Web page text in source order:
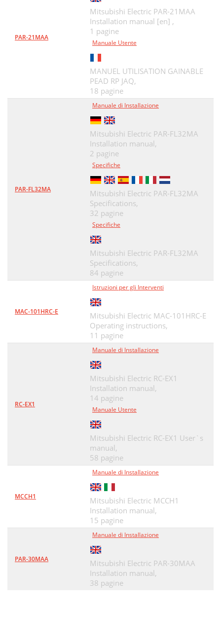
PAR-21MAA
Mitsubishi Electric PAR-21MAA
Installation manual [en] ,
1 pagine
Manuale Utente
MANUEL UTILISATION GAINABLE
PEAD RP JAQ,
18 pagine
PAR-FL32MA
Manuale di Installazione
Mitsubishi Electric PAR-FL32MA
Installation manual,
2 pagine
Specifiche
Mitsubishi Electric PAR-FL32MA
Specifications,
32 pagine
Specifiche
Mitsubishi Electric PAR-FL32MA
Specifications,
84 pagine
MAC-101HRC-E
Istruzioni per gli Interventi
Mitsubishi Electric MAC-101HRC-E
Operating instructions,
11 pagine
RC-EX1
Manuale di Installazione
Mitsubishi Electric RC-EX1
Installation manual,
14 pagine
Manuale Utente
Mitsubishi Electric RC-EX1 User`s
manual,
58 pagine
MCCH1
Manuale di Installazione
Mitsubishi Electric MCCH1
Installation manual,
15 pagine
PAR-30MAA
Manuale di Installazione
Mitsubishi Electric PAR-30MAA
Installation manual,
38 pagine